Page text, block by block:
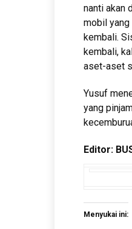
nanti akan
mobil yang
kembali.
kembali,
aset-aset
Yusuf
yang
Editor:
Menyukai ini: